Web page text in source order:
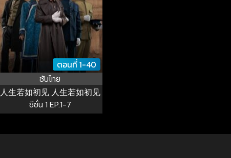
ตอนที่ 1-40
ซับไทย
人生若如初见 人生若如初见
ซีซั่น 1 EP.1-7